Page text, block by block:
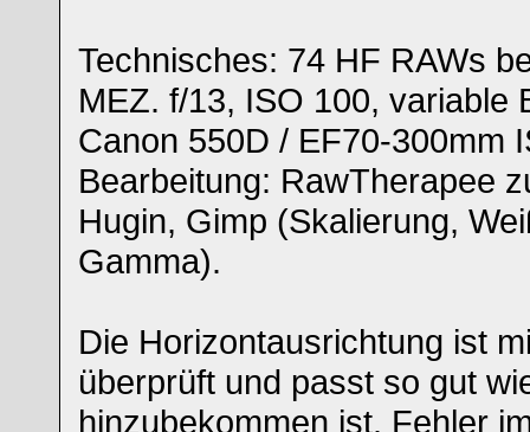
Technisches: 74 HF RAWs
MEZ. f/13, ISO 100, variable
Canon 550D / EF70-300mm
Bearbeitung: RawTherapee
Hugin, Gimp (Skalierung,
Gamma).
Die Horizontausrichtung ist
überprüft und passt so gut
hinzubekommen ist. Fehler